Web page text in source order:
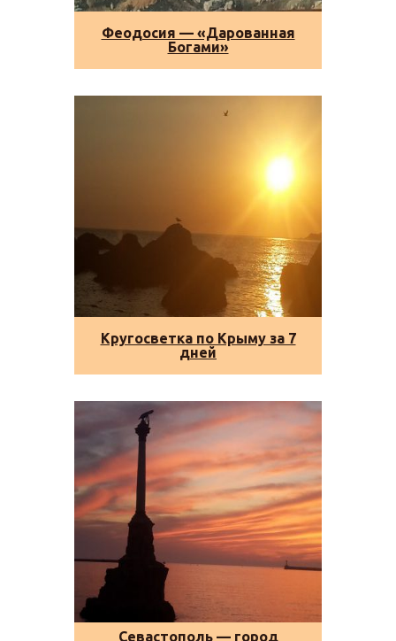
Феодосия — «Дарованная
Богами»
Кругосветка по Крыму за 7
дней
Севастополь — город